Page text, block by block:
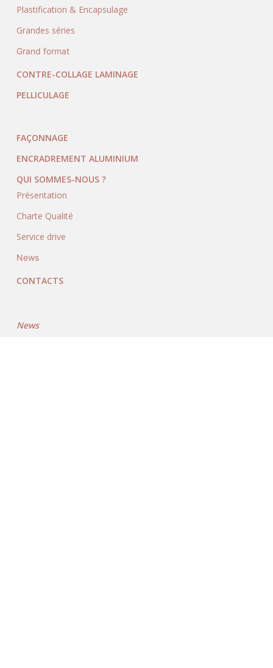
Plastification & Encapsulage
Grandes séries
Grand format
CONTRE-COLLAGE LAMINAGE
PELLICULAGE
FAÇONNAGE
ENCRADREMENT ALUMINIUM
QUI SOMMES-NOUS ?
Présentation
Charte Qualité
Service drive
News
CONTACTS
News